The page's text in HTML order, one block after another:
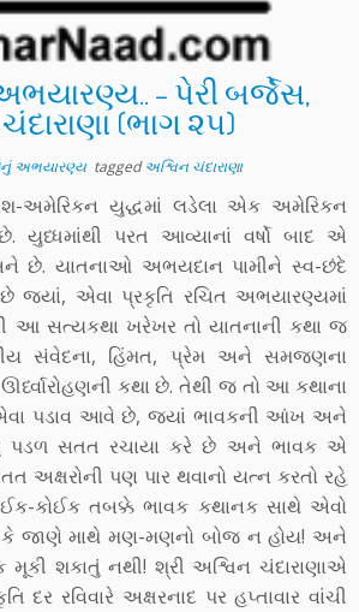
– પેરી બર્જેસ,
(ભાગ ૨૫)
અભયારણ્ય taggedઅશ્વિન ચંદારાણા
અમેરિકન યુદ્ધમાં લડેલા એક અમેરિકન
યુધ્ધમાંથી પરત આવ્યાનાં વર્ષો બાદ એ
બને છે. યાતનાઓ અભયદાન પામીને સ્વ-છંદે
છે જ્યાં, એવા પ્રકૃતિ રચિત અભયારણ્યમાં
આ સત્યકથા ખરેખર તો યાતનાની કથા જ
સંવેદના, હિંમત, પ્રેમ અને સમજણના
કથા છે. તેથી જ તો આ કથાના
પડાવ આવે છે, જ્યાં ભાવકની આંખ અને
પડળ સતત રચાયા કરે છે અને ભાવક એ
પણ પાર થવાનો યત્ન કરતો રહે
કોઈક તબક્કે ભાવક કથાનક સાથે એવો
જાણે માથે મણ-મણનો બોજ ન હોય! અને
મૂકી શકાતું નથી! શ્રી અશ્વિન ચંદારાણાએ
રવિવારે અક્ષરનાદ પર હપ્તાવાર વાંચી